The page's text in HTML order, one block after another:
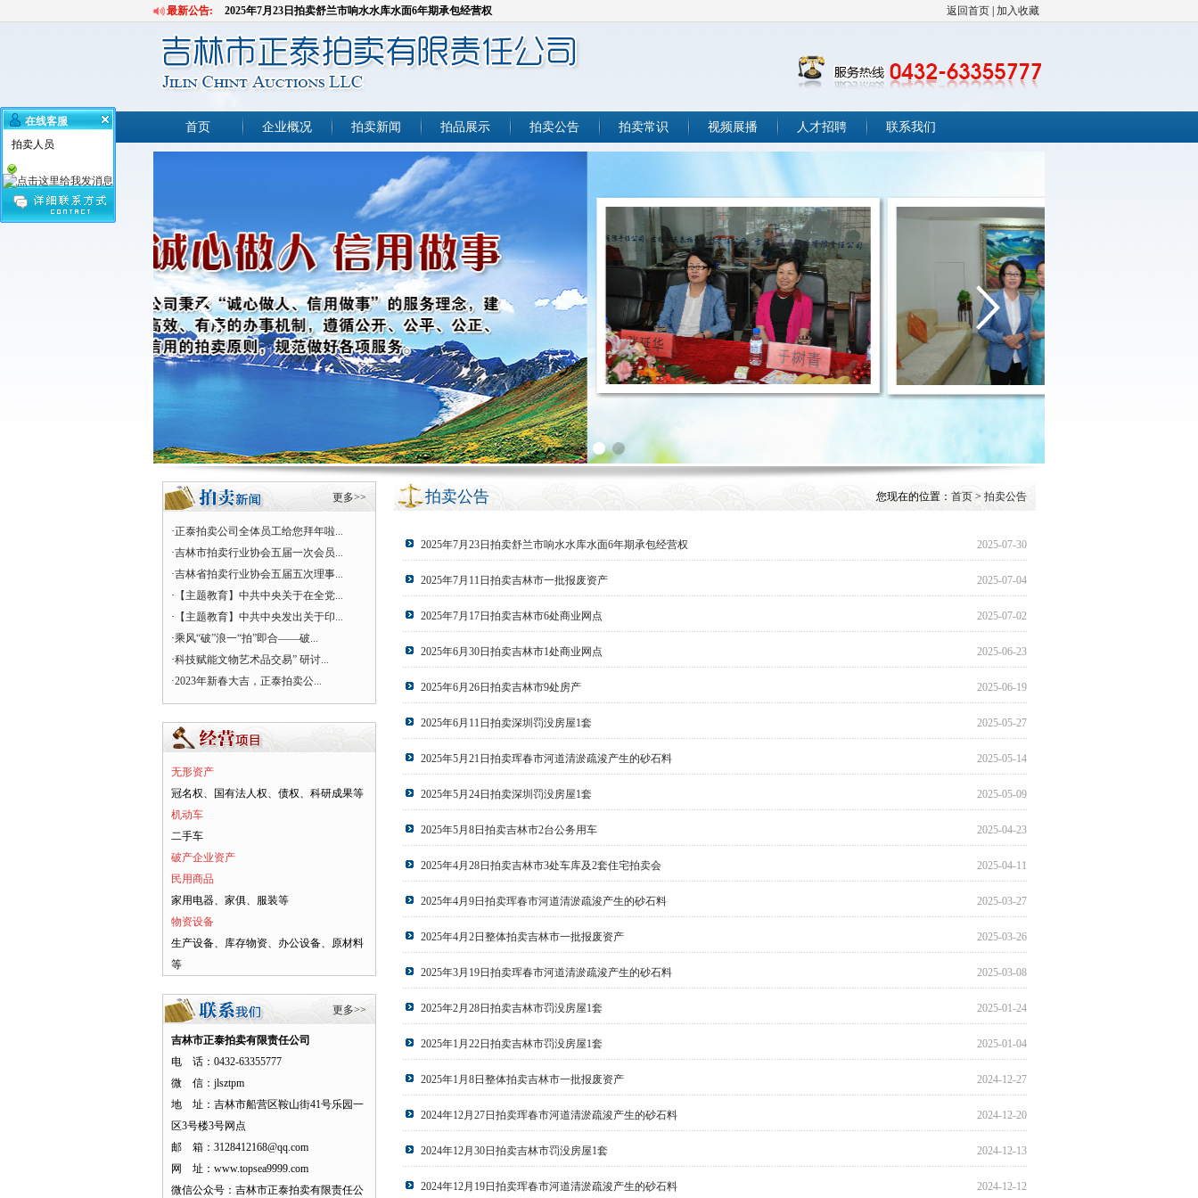
最新公告:
2025年7月23日拍卖舒兰市响水水库水面6年期承包经营权
2025年7月11日拍卖吉林市一批报废资产
2025年7月17日拍卖吉林市6处商业网点
2025年6月30日拍卖吉林市1处商业网点
2025年6月11日拍卖深圳罚没房屋1套
2025年5月21日拍卖珲春市河道清淤疏浚产生的砂石料
2025年5月8日拍卖吉林市2台公务用车
2025年4月28日拍卖吉林市3处车库及2套住宅拍卖会
返回首页 加入收藏
首页 企业概况 拍卖新闻 拍品展示 拍卖公告 拍卖常识 视频展播 人才招聘 联系我们
更多>>
·正泰拍卖公司全体员工给您拜年啦...
·吉林市拍卖行业协会五届一次会员...
·吉林省拍卖行业协会五届五次理事...
· 【主题教育】中共中央关于在全党...
· 【主题教育】中共中央发出关于印...
·乘风“破”浪一“拍”即合——破...
·科技赋能文物艺术品交易” 研讨...
·2023年新春大吉，正泰拍卖公...
无形资产
冠名权、国有法人权、债权、科研成果等
机动车
二手车
破产企业资产
民用商品
家用电器、家俱、服装等
物资设备
生产设备、库存物资、办公设备、原材料
等
更多>>
吉林市正泰拍卖有限责任公司
电 话：0432-63355777
微 信：jlsztpm
地 址：吉林市船营区鞍山街41号乐园一
区3号楼3号网点
邮 箱：3128412168@qq.com
网 址：www.topsea9999.com
微信公众号：吉林市正泰拍卖有限责任公
拍卖公告 您现在的位置： 首页 > 拍卖公告
2025年7月23日拍卖舒兰市响水水库水面6年期承包经营权 2025-07-30
2025年7月11日拍卖吉林市一批报废资产 2025-07-04
2025年7月17日拍卖吉林市6处商业网点 2025-07-02
2025年6月30日拍卖吉林市1处商业网点 2025-06-23
2025年6月26日拍卖吉林市9处房产 2025-06-19
2025年6月11日拍卖深圳罚没房屋1套 2025-05-27
2025年5月21日拍卖珲春市河道清淤疏浚产生的砂石料 2025-05-14
2025年5月24日拍卖深圳罚没房屋1套 2025-05-09
2025年5月8日拍卖吉林市2台公务用车 2025-04-23
2025年4月28日拍卖吉林市3处车库及2套住宅拍卖会 2025-04-11
2025年4月9日拍卖珲春市河道清淤疏浚产生的砂石料 2025-03-27
2025年4月2日整体拍卖吉林市一批报废资产 2025-03-26
2025年3月19日拍卖珲春市河道清淤疏浚产生的砂石料 2025-03-08
2025年2月28日拍卖吉林市罚没房屋1套 2025-01-24
2025年1月22日拍卖吉林市罚没房屋1套 2025-01-04
2025年1月8日整体拍卖吉林市一批报废资产 2024-12-27
2024年12月27日拍卖珲春市河道清淤疏浚产生的砂石料 2024-12-20
2024年12月30日拍卖吉林市罚没房屋1套 2024-12-13
2024年12月19日拍卖珲春市河道清淤疏浚产生的砂石料 2024-12-12
在线客服
拍卖人员